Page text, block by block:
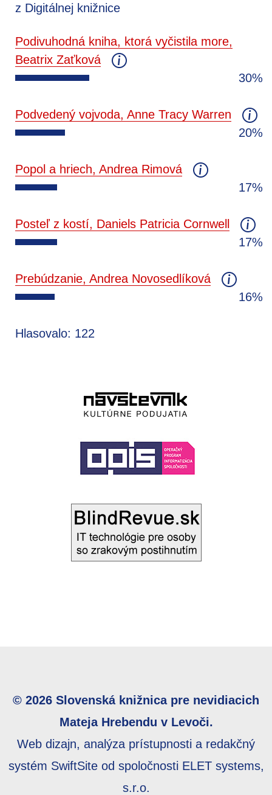
z Digitálnej knižnice
Podivuhodná kniha, ktorá vyčistila more,
Beatrix Zaťková
30%
Podvedený vojvoda, Anne Tracy Warren
20%
Popol a hriech, Andrea Rimová
17%
Posteľ z kostí, Daniels Patricia Cornwell
17%
Prebúdzanie, Andrea Novosedlíková
16%
Hlasovalo: 122
© 2026 Slovenská knižnica pre nevidiacich
Mateja Hrebendu v Levoči.
Web dizajn, analýza prístupnosti a redakčný
systém SwiftSite od spoločnosti ELET systems,
s.r.o.